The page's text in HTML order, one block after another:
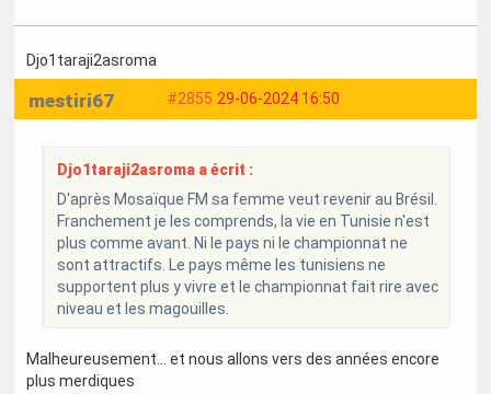
Djo1taraji2asroma
#2855 29-06-2024 16:50
mestiri67
Djo1taraji2asroma a écrit :
D'après Mosaïque FM sa femme veut revenir au Brésil.
Franchement je les comprends, la vie en Tunisie n'est
plus comme avant. Ni le pays ni le championnat ne
sont attractifs. Le pays même les tunisiens ne
supportent plus y vivre et le championnat fait rire avec
niveau et les magouilles.
Malheureusement… et nous allons vers des années encore
plus merdiques